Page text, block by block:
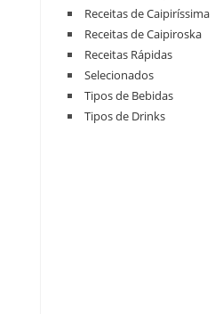
Receitas de Caipiríssima
Receitas de Caipiroska
Receitas Rápidas
Selecionados
Tipos de Bebidas
Tipos de Drinks